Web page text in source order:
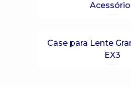
Case para Lente
EX3